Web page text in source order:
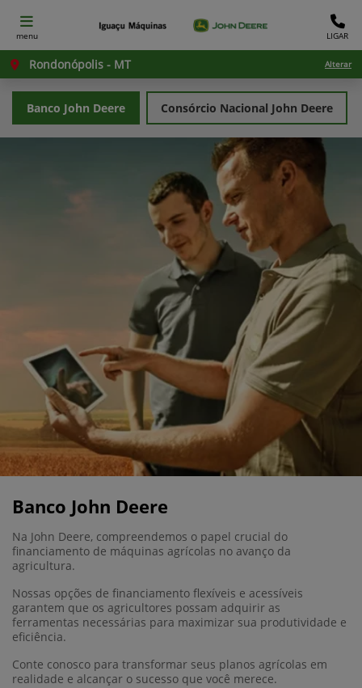
menu LIGAR
Rondonópolis - MT Alterar
Banco John Deere Consórcio Nacional John Deere
Banco John Deere
Na John Deere, compreendemos o papel crucial do
financiamento de máquinas agrícolas no avanço da
agricultura.
Nossas opções de financiamento flexíveis e acessíveis
garantem que os agricultores possam adquirir as
ferramentas necessárias para maximizar sua produtividade e
eficiência.
Conte conosco para transformar seus planos agrícolas em
realidade e alcançar o sucesso que você merece.